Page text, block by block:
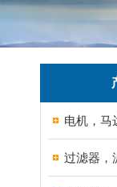
电机，马
过滤器，